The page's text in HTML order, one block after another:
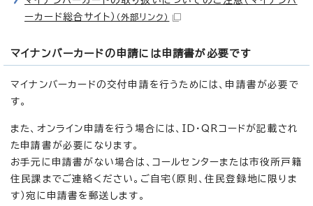
ーカード総合サイト） （外部リンク）
マイナンバーカードの申請には申請書が必要です
マイナンバーカードの交付申請を行うためには、申請書が必要で
す。
また、オンライン申請を行う場合には、ID・QRコードが記載され
た申請書が必要になります。
お手元に申請書がない場合は、コールセンターまたは市役所戸籍
住民課までご連絡ください。ご自宅（原則、住民登録地に限りま
す）宛に申請書を郵送します。